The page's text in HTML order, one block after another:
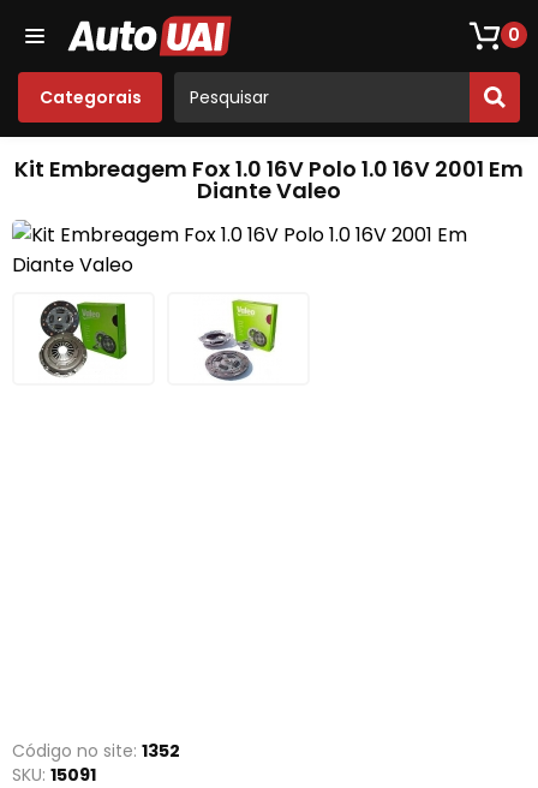
0
Categorais
Loja De Peças De Fusca Som
Kit Embreagem Fox 1.0 16V Polo 1.0 16V 2001 Em
Diante Valeo
Código no site: 1352
SKU: 15091